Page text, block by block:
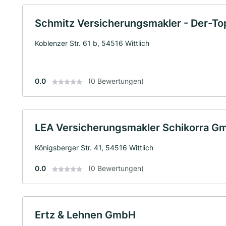
Schmitz Versicherungsmakler - Der-
Koblenzer Str. 61 b, 54516 Wittlich
0.0 (0 Bewertungen)
LEA Versicherungsmakler Schikorra
Königsberger Str. 41, 54516 Wittlich
0.0 (0 Bewertungen)
Ertz & Lehnen GmbH